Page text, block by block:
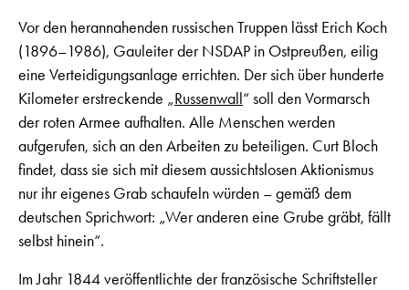
Vor den herannahenden russischen Truppen lässt Erich Koch
(1896–1986), Gauleiter der NSDAP in Ostpreußen, eilig
eine Verteidigungsanlage errichten. Der sich über hunderte
Kilometer erstreckende „Russenwall“ soll den Vormarsch
der roten Armee aufhalten. Alle Menschen werden
aufgerufen, sich an den Arbeiten zu beteiligen. Curt Bloch
findet, dass sie sich mit diesem aussichtslosen Aktionismus
nur ihr eigenes Grab schaufeln würden – gemäß dem
deutschen Sprichwort: „Wer anderen eine Grube gräbt, fällt
selbst hinein“.
Im Jahr 1844 veröffentlichte der französische Schriftsteller